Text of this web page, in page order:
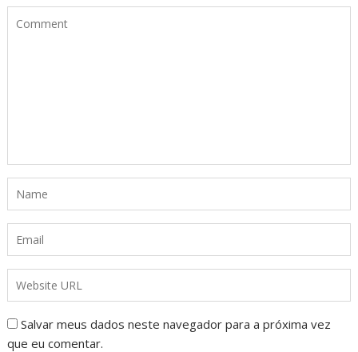
Salvar meus dados neste navegador para a próxima vez
que eu comentar.